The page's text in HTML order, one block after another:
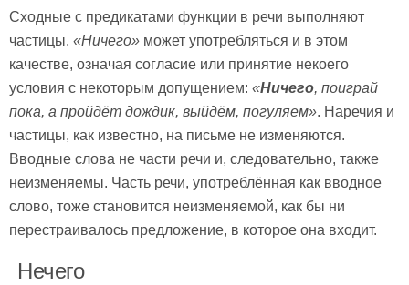
Сходные с предикатами функции в речи выполняют
частицы. «Ничего» может употребляться и в этом
качестве, означая согласие или принятие некоего
условия с некоторым допущением: «Ничего, поиграй
пока, а пройдёт дождик, выйдём, погуляем». Наречия и
частицы, как известно, на письме не изменяются.
Вводные слова не части речи и, следовательно, также
неизменяемы. Часть речи, употреблённая как вводное
слово, тоже становится неизменяемой, как бы ни
перестраивалось предложение, в которое она входит.
Нечего